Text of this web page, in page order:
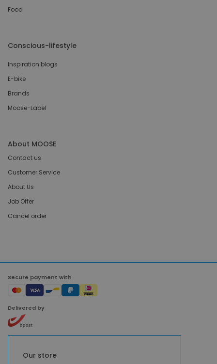
Food
Conscious-lifestyle
Inspiration blogs
E-bike
Brands
Moose-Label
About MOOSE
Contact us
Customer Service
About Us
Job Offer
Cancel order
Secure payment with
Delivered by
Our store